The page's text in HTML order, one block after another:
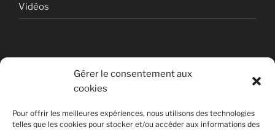
Gérer le consentement aux
cookies
Pour offrir les meilleures expériences, nous utilisons des technologies
telles que les cookies pour stocker et/ou accéder aux informations des
Vidéos
© Copyright Quentin PETITEVILLE
France - 2008 - 2025